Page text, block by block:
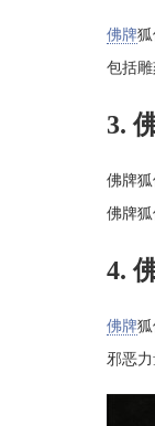
佛牌
包括
3.
佛牌
佛牌
4.
佛牌
邪恶